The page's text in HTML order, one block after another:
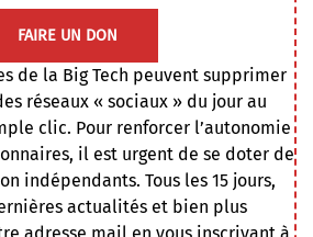
FAIRE UN DON
de la Big Tech peuvent supprimer
réseaux « sociaux » du jour au
clic. Pour renforcer l’autonomie
il est urgent de se doter de
indépendants. Tous les 15 jours,
actualités et bien plus